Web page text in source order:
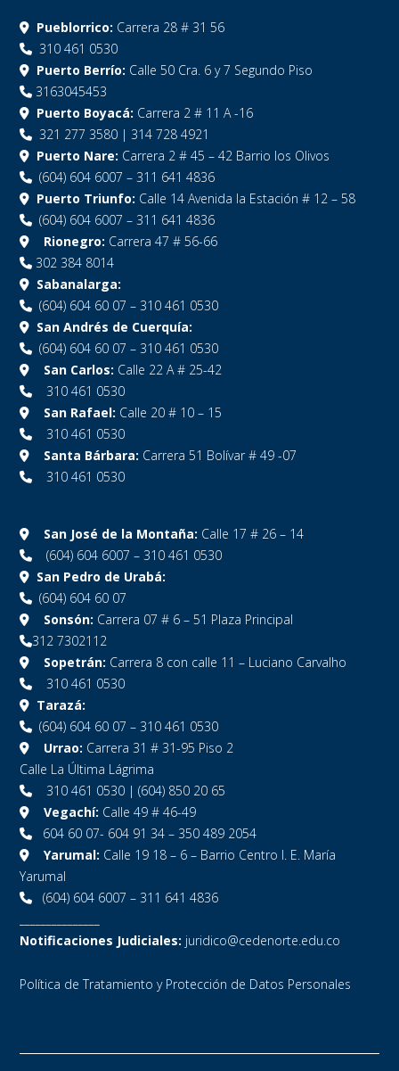
Pueblorrico: Carrera 28 # 31 56
310 461 0530
Puerto Berrío: Calle 50 Cra. 6 y 7 Segundo Piso
3163045453
Puerto Boyacá: Carrera 2 # 11 A -16
321 277 3580 | 314 728 4921
Puerto Nare: Carrera 2 # 45 – 42 Barrio los Olivos
(604) 604 6007 – 311 641 4836
Puerto Triunfo: Calle 14 Avenida la Estación # 12 – 58
(604) 604 6007 – 311 641 4836
Rionegro: Carrera 47 # 56-66
302 384 8014
Sabanalarga:
(604) 604 60 07 – 310 461 0530
San Andrés de Cuerquía:
(604) 604 60 07 – 310 461 0530
San Carlos: Calle 22 A # 25-42
310 461 0530
San Rafael: Calle 20 # 10 – 15
310 461 0530
Santa Bárbara: Carrera 51 Bolívar # 49 -07
310 461 0530
San José de la Montaña: Calle 17 # 26 – 14
(604) 604 6007 – 310 461 0530
San Pedro de Urabá:
(604) 604 60 07
Sonsón: Carrera 07 # 6 – 51 Plaza Principal
312 7302112
Sopetrán: Carrera 8 con calle 11 – Luciano Carvalho
310 461 0530
Tarazá:
(604) 604 60 07 – 310 461 0530
Urrao: Carrera 31 # 31-95 Piso 2
Calle La Última Lágrima
310 461 0530 | (604) 850 20 65
Vegachí: Calle 49 # 46-49
604 60 07- 604 91 34 – 350 489 2054
Yarumal: Calle 19 18 – 6 – Barrio Centro I. E. María
Yarumal
(604) 604 6007 – 311 641 4836
Notificaciones Judiciales: juridico@cedenorte.edu.co
Política de Tratamiento y Protección de Datos Personales